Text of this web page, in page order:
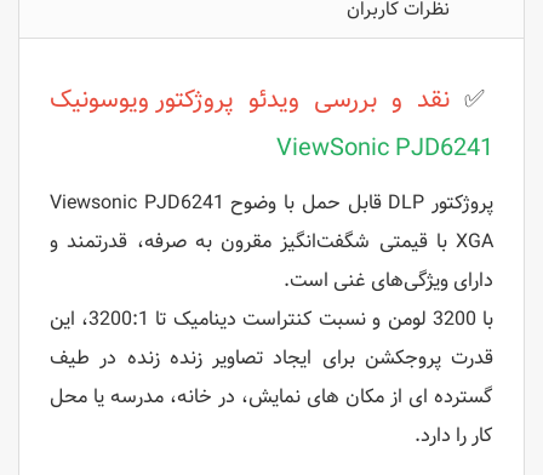
نظرات کاربران
✅ نقد و بررسی ویدئو پروژکتورویوسونیک
ViewSonic PJD6241
پروژکتور DLP قابل حمل با وضوح Viewsonic PJD6241
XGA با قیمتی شگفت‌انگیز مقرون به صرفه، قدرتمند و
دارای ویژگی‌های غنی است.
با 3200 لومن و نسبت کنتراست دینامیک تا 3200:1، این
قدرت پروجکشن برای ایجاد تصاویر زنده زنده در طیف
گسترده ای از مکان های نمایش، در خانه، مدرسه یا محل
کار را دارد.